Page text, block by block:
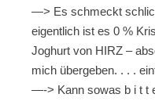
—> Es schmeckt
eigentlich ist es 0 %
Joghurt von HIRZ –
mich übergeben. . . .
—-> Kann sowas b i t t